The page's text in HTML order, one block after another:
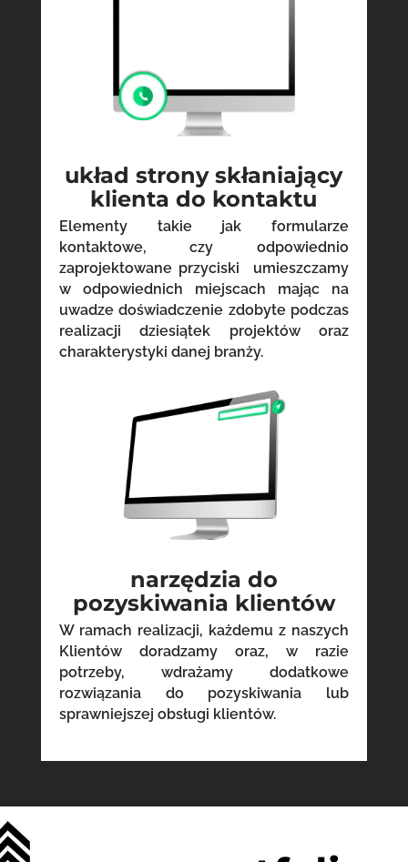
układ strony skłaniający
klienta do kontaktu
Elementy takie jak formularze
kontaktowe, czy odpowiednio
zaprojektowane przyciski umieszczamy
w odpowiednich miejscach mając na
uwadze doświadczenie zdobyte podczas
realizacji dziesiątek projektów oraz
charakterystyki danej branży.
narzędzia do
pozyskiwania klientów
W ramach realizacji, każdemu z naszych
Klientów doradzamy oraz, w razie
potrzeby, wdrażamy dodatkowe
rozwiązania do pozyskiwania lub
sprawniejszej obsługi klientów.